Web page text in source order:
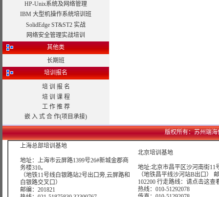
HP-Unix系统及网络管理
IBM 大型机操作系统培训班
SolidEdge ST&ST2 实战
网络安全管理实战培训
其他类
长期班
培训报名
培 训 报 名
培 训 课 程
工 作 推 荐
嵌 入 式 合 作(项目承接)
版权所有：苏州端海
上海总部培训基地
地址：上海市云屏路1399号26#新城金郡商
务楼310。
（地铁11号线白银路站2号出口旁,云屏路和
白银路交叉口）
邮编：201821
北京培训基地
地址:北京市昌平区沙河南街11
（地铁昌平线沙河站B出口）
102200 行走路线： 请点击这查
热线：010-51292078